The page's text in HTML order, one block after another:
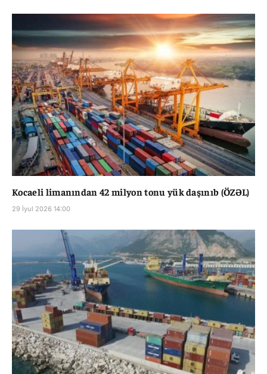
Kocaeli limanından 42 milyon tonu yük daşınıb (ÖZƏL)
29 İyul 2026 14:00